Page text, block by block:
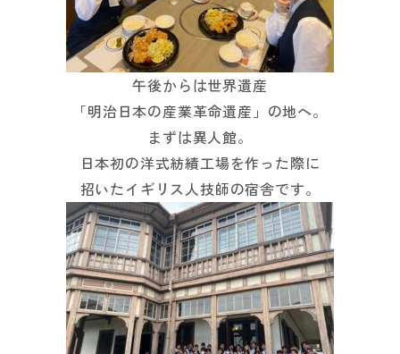
午後からは世界遺産
「明治日本の産業革命遺産」の地へ。
まずは異人館。
日本初の洋式紡績工場を作った際に
招いたイギリス人技師の宿舎です。